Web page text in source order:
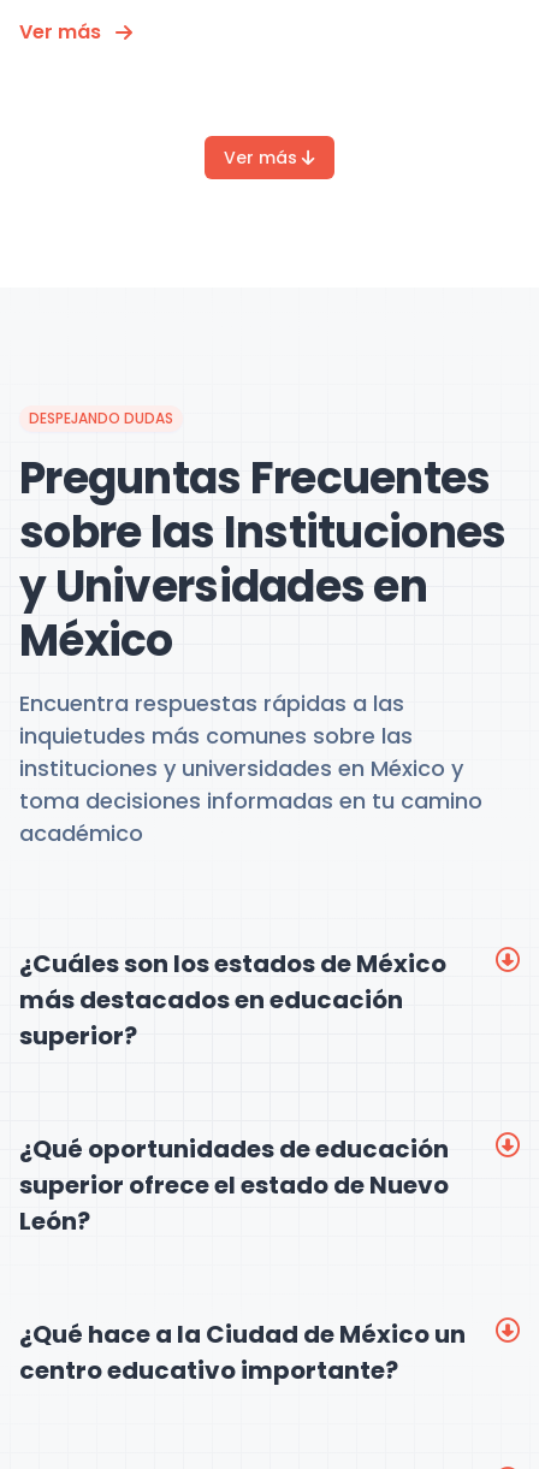
Ver más
Ver más
DESPEJANDO DUDAS
Preguntas Frecuentes
sobre las Instituciones
y Universidades en
México
Encuentra respuestas rápidas a las
inquietudes más comunes sobre las
instituciones y universidades en México y
toma decisiones informadas en tu camino
académico
¿Cuáles son los estados de México
más destacados en educación
superior?
¿Qué oportunidades de educación
superior ofrece el estado de Nuevo
León?
¿Qué hace a la Ciudad de México un
centro educativo importante?